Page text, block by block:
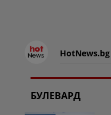
HotNews.bg
БУЛЕВАРД